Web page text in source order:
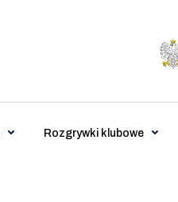
Rozgrywki klubowe